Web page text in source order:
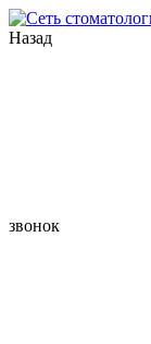
Назад
звонок